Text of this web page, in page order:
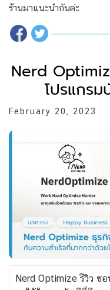
ร้านมาแนะนำกันค่ะ
Nerd
โปรแกร
February 20, 2023
Nerd Optimizeรีวิว ซ